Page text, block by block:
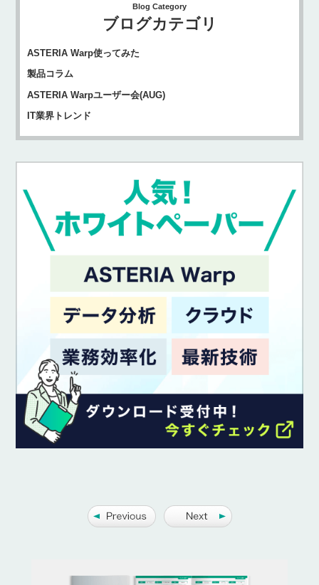
Blog Category
ブログカテゴリ
ASTERIA Warp使ってみた
製品コラム
ASTERIA Warpユーザー会(AUG)
IT業界トレンド